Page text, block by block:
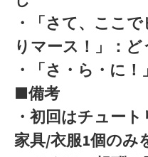
・「さて、ここ
りマース！」：ど
・「さ・ら・に
■備考
・初回はチュー
家具/衣服1個のみ